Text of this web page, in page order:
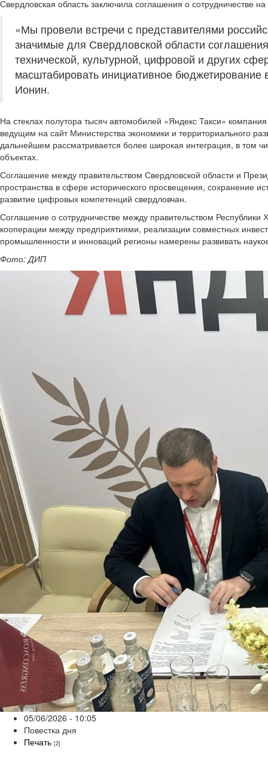
Свердловская область заключила соглашения о сотрудничестве
«Мы провели встречи с представителями
значимые для Свердловской области
технической, культурной, цифровой и других
масштабировать инициативное бюджетирование
Ионин.
На стеклах полутора тысяч автомобилей «Яндекс Такси»
ведущим на сайт Министерства экономики и территориального
дальнейшем рассматривается более широкая интеграция, в том
объектах.
Соглашение между правительством Свердловской области и
пространства в сфере исторического просвещения, сохранение
развитие цифровых компетенций свердловчан.
Соглашение о сотрудничестве между правительством Республики
кооперации между предприятиями, реализации совместных
промышленности и инноваций регионы намерены развивать
Фото: ДИП
05/06/2026 - 10:05
Повестка дня
Печать [2]